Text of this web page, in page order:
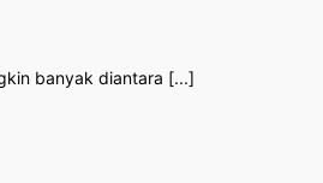
banyak diantara [...]